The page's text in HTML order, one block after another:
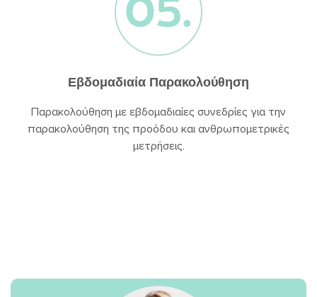
Εβδομαδιαία Παρακολούθηση
Παρακολούθηση με εβδομαδιαίες συνεδρίες για την
παρακολούθηση της προόδου και ανθρωπομετρικές
μετρήσεις.